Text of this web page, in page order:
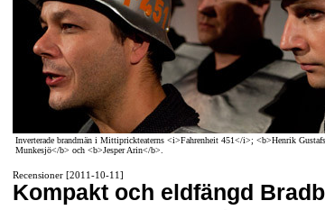
Inverterade brandmän i Mittiprickteaterns <i>Fahrenheit 451</i>; <b>Henrik
Munkesjö</b> och <b>Jesper Arin</b>.
Recensioner [2011-10-11]
Kompakt och eldfängd